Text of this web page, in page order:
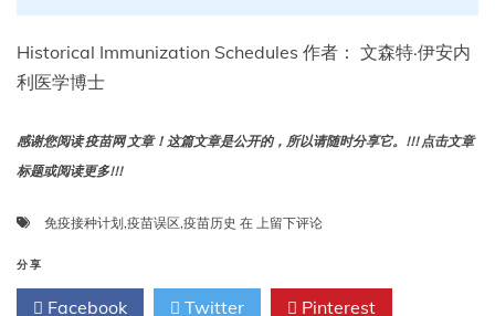
Historical Immunization Schedules 作者： 文森特·伊安内
利医学博士
感谢您阅读 疫苗网 文章！这篇文章是公开的，所以请随时分享它。!!! 点击文章
标题或阅读更多!!!
免疫接种计划,疫苗误区,疫苗历史 在 历
疫
上留下评论
分享
Facebook Twitter Pinterest